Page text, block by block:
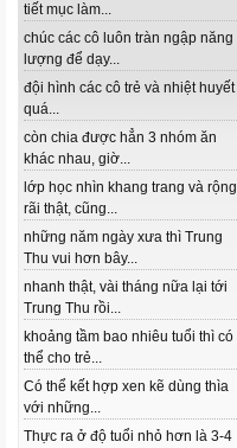
tiết mục làm...
chúc các cô luôn tràn ngập năng
lượng để dạy...
đội hình các cô trẻ và nhiệt huyết
quá...
còn chia được hẳn 3 nhóm ăn
khác nhau, giờ...
lớp học nhìn khang trang và rộng
rãi thật, cũng...
những năm ngày xưa thì Trung
Thu vui hơn bây...
nhanh thật, vài tháng nữa lại tới
Trung Thu rồi...
khoảng tầm bao nhiêu tuổi thì có
thể cho trẻ...
Có thể kết hợp xen kẽ dùng thìa
với những...
Thực ra ở độ tuổi nhỏ hơn là 3-4